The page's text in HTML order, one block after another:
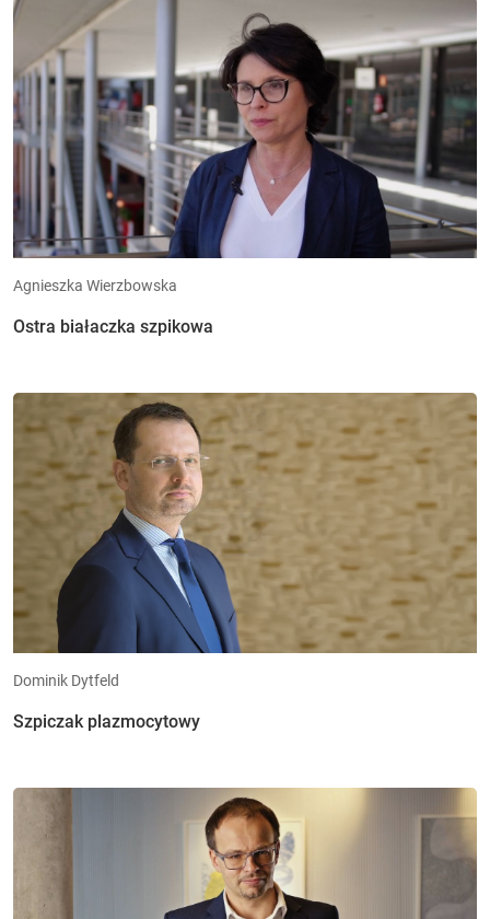
Agnieszka Wierzbowska
Ostra białaczka szpikowa
Dominik Dytfeld
Szpiczak plazmocytowy